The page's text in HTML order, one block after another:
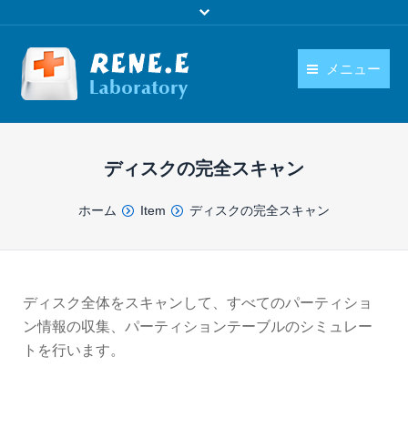
メニュー
ダウンロード
購入
操作ガイド
お問い合わせ
日本語
ディスクの完全スキャン
You are here:
ホーム Item ディスクの完全スキャン
ディスク全体をスキャンして、すべてのパーティショ
ン情報の収集、パーティションテーブルのシミュレー
トを行います。